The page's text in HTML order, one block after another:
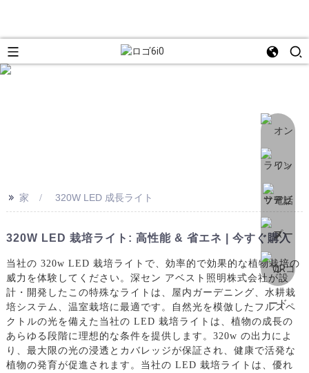
>> 家 320W LED 成長ライト
320W LED 栽培ライト: 高性能 & 省エネ | 今すぐ購入
当社の 320w LED 栽培ライトで、効率的で効果的な植物栽培の
威力を体験してください。深セン アベスト照明株式会社が設
計・開発したこの特殊なライトは、屋内ガーデニング、水耕栽
培システム、温室栽培に最適です。自然光を模倣したフルスペ
クトルの光を備えた当社の LED 栽培ライトは、植物の成長の
あらゆる段階に理想的な条件を提供します。320w の出力によ
り、最大限の光の浸透とカバレッジが保証され、健康で活発な
植物の発育が促進されます。当社の LED 栽培ライトは、優れ